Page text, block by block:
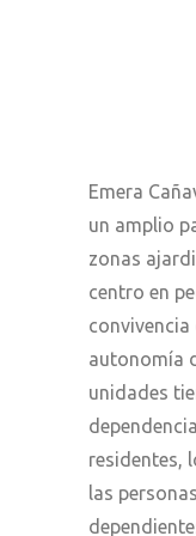
Emera
un amplio
zonas
centro en
convivencia
autonomía
unidades
residentes,
las